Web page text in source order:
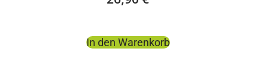
In den Warenkorb